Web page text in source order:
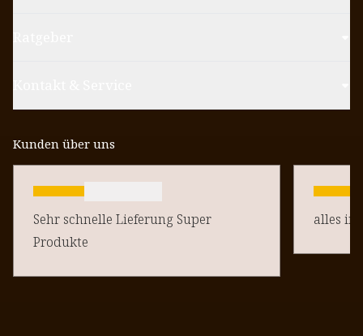
Kunden über uns
Sehr schnelle Lieferung Super
Produkte
alles in